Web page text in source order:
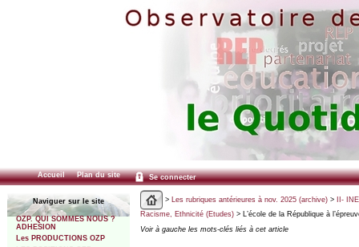
Accueil Plan du site Se connecter
Naviguer sur le site
OZP. QUI SOMMES NOUS ?
ADHESION
Les PRODUCTIONS OZP
> Les rubriques antérieures à nov. 2025 (archive)>
II-
Racisme, Ethnicité (Etudes)> L’école de la République à
Voir à gauche les mots-clés liés à cet article